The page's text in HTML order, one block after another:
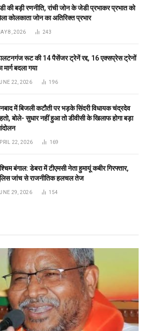
की बड़ी रणनीति, रांची जोन के जेडी प्रभाकर प्रभात को
कोलकाता जोन का अतिरिक्त प्रभार
8, 2026 243
रूट की 14 पैसेंजर ट्रेनें रद्द, 16 एक्सप्रेस ट्रेनों
मार्ग बदला गया
22, 2026 196
में बिजली कटौती पर भड़के सिंदरी विधायक चंद्रदेव
बोले- सुधार नहीं हुआ तो डीवीसी के खिलाफ होगा बड़ा
22, 2026 169
बंगाल: डेबरा में टीएमसी नेता हुमायूं कबीर गिरफ्तार,
जांच से राजनीतिक हलचल तेज
29, 2026 154